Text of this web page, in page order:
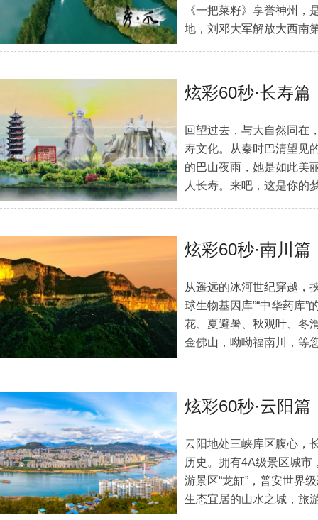
《一把菜籽》享誉神州，
地，刘邓大军解放大西南
炫彩60秒·长寿篇
回望过去，与大自然同在
寿文化。从秦时巴清望见
的巴山夜雨，她是如此美
人长寿。来吧，这是你的
炫彩60秒·南川篇
从遥远的冰河世纪穿越，
球生物基因库”“中华药库”
花、夏避暑、秋观叶、冬
金佛山，呦呦福南川，等
炫彩60秒·云阳篇
云阳地处三峡库区腹心，
历史。拥有4A级景区城市
游景区“龙缸”，普安世界
生态宜居的山水之城，旅